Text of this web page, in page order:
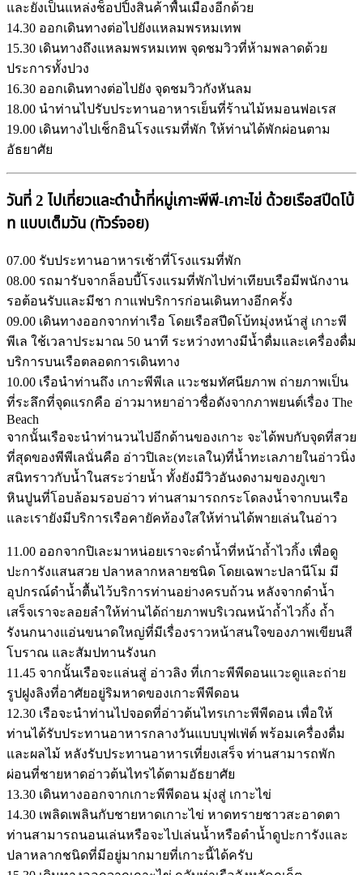
และยังเป็นแหล่งช็อปปิ้งสินค้าพื้นเมืองอีกด้วย
14.30 ออกเดินทางต่อไปยังแหลมพรหมเทพ
15.30 เดินทางถึงแหลมพรหมเทพ จุดชมวิวที่ห้ามพลาดด้วย
ประการทั้งปวง
16.30 ออกเดินทางต่อไปยัง จุดชมวิวกังหันลม
18.00 นำท่านไปรับประทานอาหารเย็นที่ร้านไม้หมอนฟอเรส
19.00 เดินทางไปเช็กอินโรงแรมที่พัก ให้ท่านได้พักผ่อนตาม
อัธยาศัย
วันที่ 2 ไปเที่ยวและดำน้ำที่หมู่เกาะพีพี-เกาะไข่ ด้วยเรือสปีดโบ้
ท แบบเต็มวัน (ทัวร์จอย)
07.00 รับประทานอาหารเช้าที่โรงแรมที่พัก
08.00 รถมารับจากล็อบบี้โรงแรมที่พักไปท่าเทียบเรือมีพนักงาน
รอต้อนรับและมีชา กาแฟบริการก่อนเดินทางอีกครั้ง
09.00 เดินทางออกจากท่าเรือ โดยเรือสปีดโบ้ทมุ่งหน้าสู่ เกาะพี
พีเล ใช้เวลาประมาณ 50 นาที ระหว่างทางมีน้ำดื่มและเครื่องดื่ม
บริการบนเรือตลอดการเดินทาง
10.00 เรือนำท่านถึง เกาะพีพีเล แวะชมทัศนียภาพ ถ่ายภาพเป็น
ที่ระลึกที่จุดแรกคือ อ่าวมาหยาอ่าวชื่อดังจากภาพยนต์เรื่อง The
Beach
จากนั้นเรือจะนำท่านวนไปอีกด้านของเกาะ จะได้พบกับจุดที่สวย
ที่สุดของพีพีเลนั่นคือ อ่าวปิเละ(ทะเลใน)ที่น้ำทะเลภายในอ่าวนิ่ง
สนิทราวกับน้ำในสระว่ายน้ำ ทั้งยังมีวิวอันงดงามของภูเขา
หินปูนที่โอบล้อมรอบอ่าว ท่านสามารถกระโดลงน้ำจากบนเรือ
และเรายังมีบริการเรือคายัคท้องใสให้ท่านได้พายเล่นในอ่าว
11.00 ออกจากปิเละมาหน่อยเราจะดำน้ำที่หน้าถ้ำไวกิ้ง เพื่อดู
ปะการังแสนสวย ปลาหลากหลายชนิด โดยเฉพาะปลานีโม มี
อุปกรณ์ดำน้ำตื้นไว้บริการท่านอย่างครบถ้วน หลังจากดำน้ำ
เสร็จเราจะลอยลำให้ท่านได้ถ่ายภาพบริเวณหน้าถ้ำไวกิ้ง ถ้ำ
รังนกนางแอ่นขนาดใหญ่ที่มีเรื่องราวหน้าสนใจของภาพเขียนสี
โบราณ และสัมปทานรังนก
11.45 จากนั้นเรือจะแล่นสู่ อ่าวลิง ที่เกาะพีพีดอนแวะดูและถ่าย
รูปฝูงลิงที่อาศัยอยู่ริมหาดของเกาะพีพีดอน
12.30 เรือจะนำท่านไปจอดที่อ่าวต้นไทรเกาะพีพีดอน เพื่อให้
ท่านได้รับประทานอาหารกลางวันแบบบุฟเฟ่ต์ พร้อมเครื่องดื่ม
และผลไม้ หลังรับประทานอาหารเที่ยงเสร็จ ท่านสามารถพัก
ผ่อนที่ชายหาดอ่าวต้นไทรได้ตามอัธยาศัย
13.30 เดินทางออกจากเกาะพีพีดอน มุ่งสู่ เกาะไข่
14.30 เพลิดเพลินกับชายหาดเกาะไข่ หาดทรายชาวสะอาดตา
ท่านสามารถนอนเล่นหรือจะไปเล่นน้ำหรือดำน้ำดูปะการังและ
ปลาหลากชนิดที่มีอยู่มากมายที่เกาะนี้ได้ครับ